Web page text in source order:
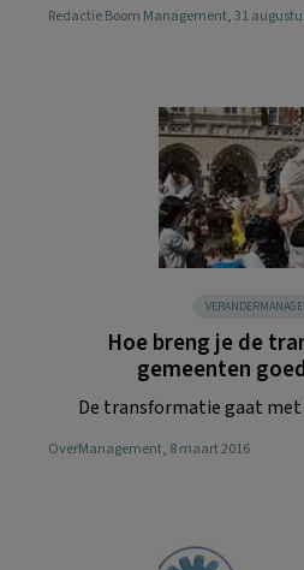
Redactie Boom Management, 31
Hoe breng je de
gemeenten
De transformatie gaat
OverManagement, 8 maart 2016